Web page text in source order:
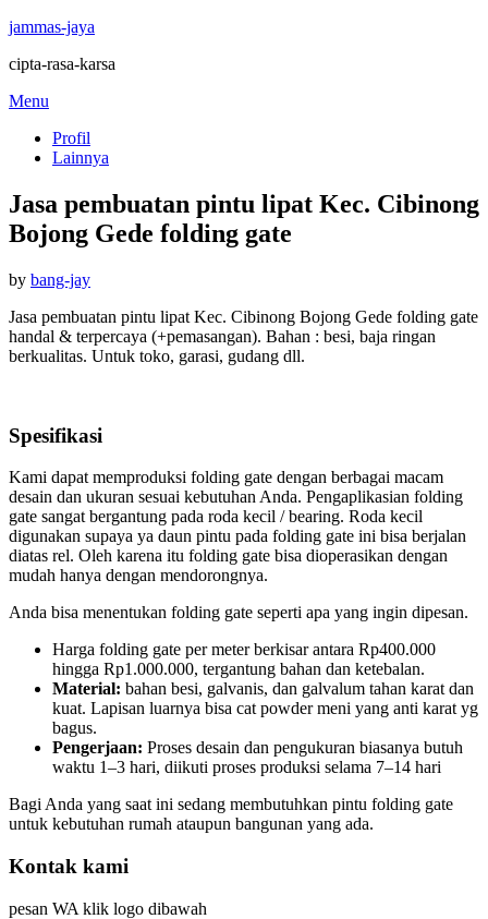
jammas-jaya
cipta-rasa-karsa
Skip
content
Menu
Profil
Lainnya
Jasa pembuatan pintu lipat Kec. Cibinong
Bojong Gede folding gate
by bang-jayPosted
Jasa pembuatan pintu lipat Kec. Cibinong Bojong Gede folding gate
handal & terpercaya (+pemasangan). Bahan : besi, baja ringan
berkualitas. Untuk toko, garasi, gudang dll.
Spesifikasi
Kami dapat memproduksi folding gate dengan berbagai macam
desain dan ukuran sesuai kebutuhan Anda. Pengaplikasian folding
gate sangat bergantung pada roda kecil / bearing. Roda kecil
digunakan supaya ya daun pintu pada folding gate ini bisa berjalan
diatas rel. Oleh karena itu folding gate bisa dioperasikan dengan
mudah hanya dengan mendorongnya.
Anda bisa menentukan folding gate seperti apa yang ingin dipesan.
Harga folding gate per meter berkisar antara Rp400.000
hingga Rp1.000.000, tergantung bahan dan ketebalan.
Material: bahan besi, galvanis, dan galvalum tahan karat dan
kuat. Lapisan luarnya bisa cat powder meni yang anti karat yg
bagus.
Pengerjaan: Proses desain dan pengukuran biasanya butuh
waktu 1–3 hari, diikuti proses produksi selama 7–14 hari
Bagi Anda yang saat ini sedang membutuhkan pintu folding gate
untuk kebutuhan rumah ataupun bangunan yang ada.
Kontak kami
pesan WA klik logo dibawah